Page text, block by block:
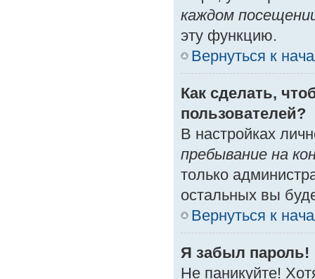
каждом
эту функцию.
Вернуться к
Как сделать,
пользователей?
В настройках
пребывание на
только
остальных вы
Вернуться к
Я забыл пароль!
Не паникуйте!